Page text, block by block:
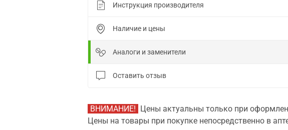
Инструкция производителя
Наличие и цены
Аналоги и заменители
Оставить отзыв
ВНИМАНИЕ! Цены актуальны только при
Цены на товары при покупке непосредственно в